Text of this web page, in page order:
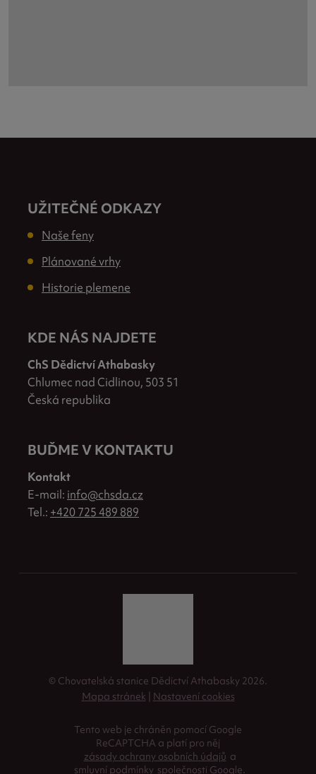
UŽITEČNÉ ODKAZY
Naše feny
Plánované vrhy
Historie plemene
KDE NÁS NAJDETE
ChS Dědictví Athabasky
Chlumec nad Cidlinou, 503 51
Česká republika
BUĎME V KONTAKTU
Kontakt
E-mail: info@chsda.cz
Tel.: +420 725 489 889
© Chovatelská stanice Dědictví Athabasky 2026.
Mapa stránek
Nastavení cookies
Tento web je chráněn pomocí Google
ReCAPTCHA a platí pro něj
zásady ochrany osobních údajů a
smluvní podmínky společnosti Google.